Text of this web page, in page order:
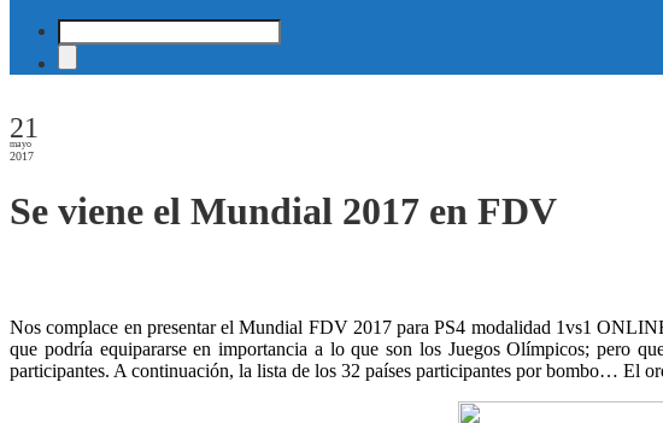
21
mayo
2017
Se viene el Mundial 2017 en FDV
Nos complace en presentar el Mundial FDV 2017 para PS4 modalidad 1vs1
que podría equipararse en importancia a lo que son los Juegos Olímpicos; pero
participantes. A continuación, la lista de los 32 países participantes por bombo… El